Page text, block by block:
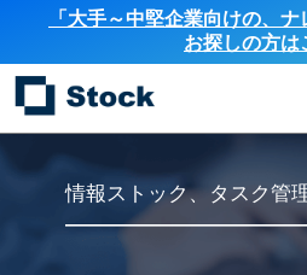
「大手～中堅企業向けの、
お探しの方は
情報ストック、タスク管